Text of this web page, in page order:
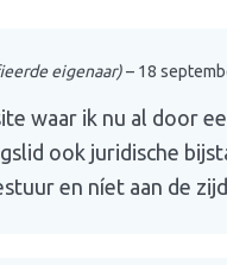
eigenaar)– 18
waar ik nu al door
ook juridische
en níet aan de